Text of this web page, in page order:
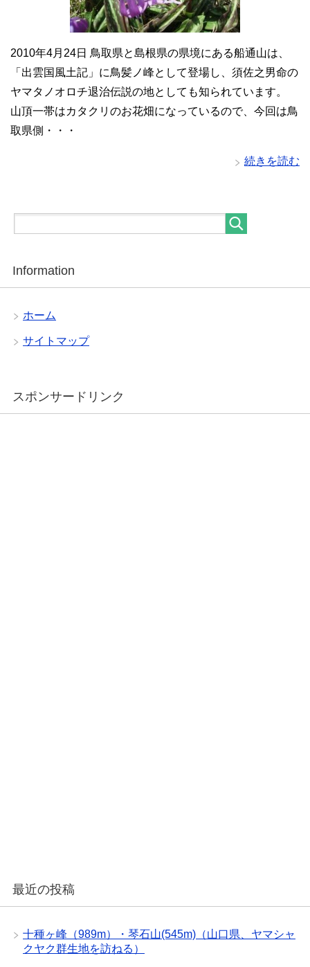
2010年4月24日 鳥取県と島根県の県境にある船通山は、
「出雲国風土記」に鳥髪ノ峰として登場し、須佐之男命の
ヤマタノオロチ退治伝説の地としても知られています。
山頂一帯はカタクリのお花畑になっているので、今回は鳥
取県側・・・
続きを読む
Information
ホーム
サイトマップ
スポンサードリンク
最近の投稿
十種ヶ峰（989m）・琴石山(545m)（山口県、ヤマシャ
クヤク群生地を訪ねる）